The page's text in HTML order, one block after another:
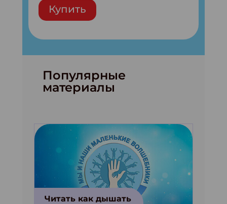
Купить
Популярные
материалы
Читать как дышать